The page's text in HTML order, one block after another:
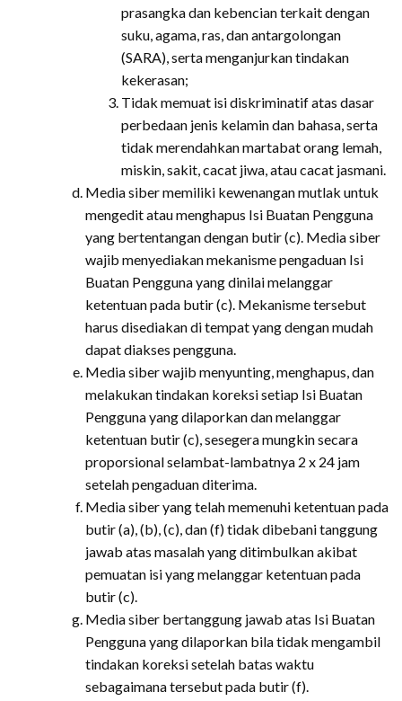
prasangka dan kebencian terkait dengan
suku, agama, ras, dan antargolongan
(SARA), serta menganjurkan tindakan
kekerasan;
Tidak memuat isi diskriminatif atas dasar
perbedaan jenis kelamin dan bahasa, serta
tidak merendahkan martabat orang lemah,
miskin, sakit, cacat jiwa, atau cacat jasmani.
Media siber memiliki kewenangan mutlak untuk
mengedit atau menghapus Isi Buatan Pengguna
yang bertentangan dengan butir (c). Media siber
wajib menyediakan mekanisme pengaduan Isi
Buatan Pengguna yang dinilai melanggar
ketentuan pada butir (c). Mekanisme tersebut
harus disediakan di tempat yang dengan mudah
dapat diakses pengguna.
Media siber wajib menyunting, menghapus, dan
melakukan tindakan koreksi setiap Isi Buatan
Pengguna yang dilaporkan dan melanggar
ketentuan butir (c), sesegera mungkin secara
proporsional selambat-lambatnya 2 x 24 jam
setelah pengaduan diterima.
Media siber yang telah memenuhi ketentuan pada
butir (a), (b), (c), dan (f) tidak dibebani tanggung
jawab atas masalah yang ditimbulkan akibat
pemuatan isi yang melanggar ketentuan pada
butir (c).
Media siber bertanggung jawab atas Isi Buatan
Pengguna yang dilaporkan bila tidak mengambil
tindakan koreksi setelah batas waktu
sebagaimana tersebut pada butir (f).